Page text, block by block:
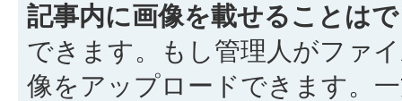
記事内に画像を載せることは
できます。もし管理人がファ
像をアップロードできます。